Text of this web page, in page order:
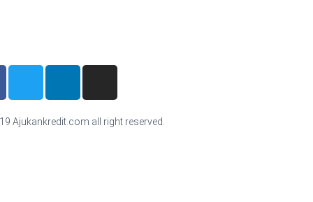
Ajukankredit.com all right reserved.